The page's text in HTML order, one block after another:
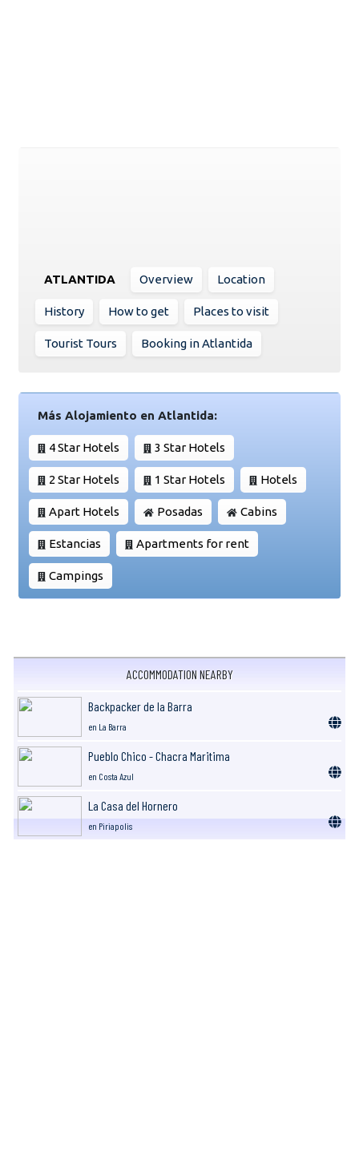
ATLANTIDA Overview Location
History How to get Places to visit
Tourist Tours Booking in Atlantida
Más Alojamiento en Atlantida:
4 Star Hotels 3 Star Hotels
2 Star Hotels 1 Star Hotels Hotels
Apart Hotels Posadas Cabins
Estancias Apartments for rent
Campings
ACCOMMODATION NEARBY
Backpacker de la Barra
en La Barra
Pueblo Chico - Chacra Maritima
en Costa Azul
La Casa del Hornero
en Piriapolis